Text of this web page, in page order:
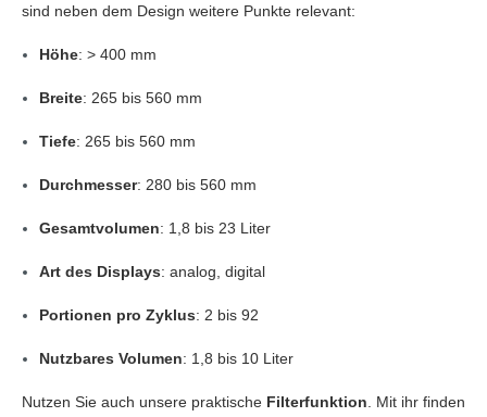
sind neben dem Design weitere Punkte relevant:
Höhe: > 400 mm
Breite: 265 bis 560 mm
Tiefe: 265 bis 560 mm
Durchmesser: 280 bis 560 mm
Gesamtvolumen: 1,8 bis 23 Liter
Art des Displays: analog, digital
Portionen pro Zyklus: 2 bis 92
Nutzbares Volumen: 1,8 bis 10 Liter
Nutzen Sie auch unsere praktische Filterfunktion . Mit ihr finden